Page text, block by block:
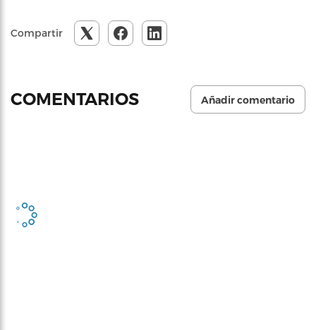
Compartir
COMENTARIOS Añadir comentario